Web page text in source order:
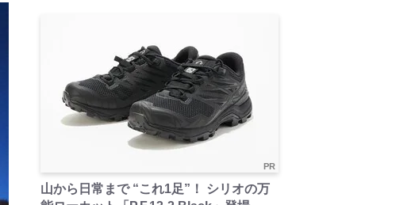
PR
山から日常まで “これ1足”！ シリオの万